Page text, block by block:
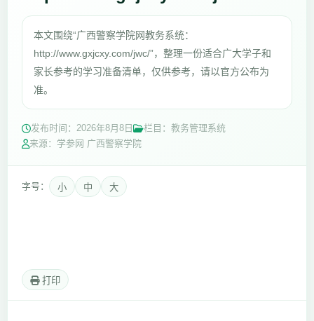
本文围绕“广西警察学院网教务系统：
http://www.gxjcxy.com/jwc/”，整理一份适合广大学子和
家长参考的学习准备清单，仅供参考，请以官方公布为
准。
发布时间： 2026年8月8日
栏目：教务管理系统
来源：学参网 广西警察学院
字号： 小 中 大
打印